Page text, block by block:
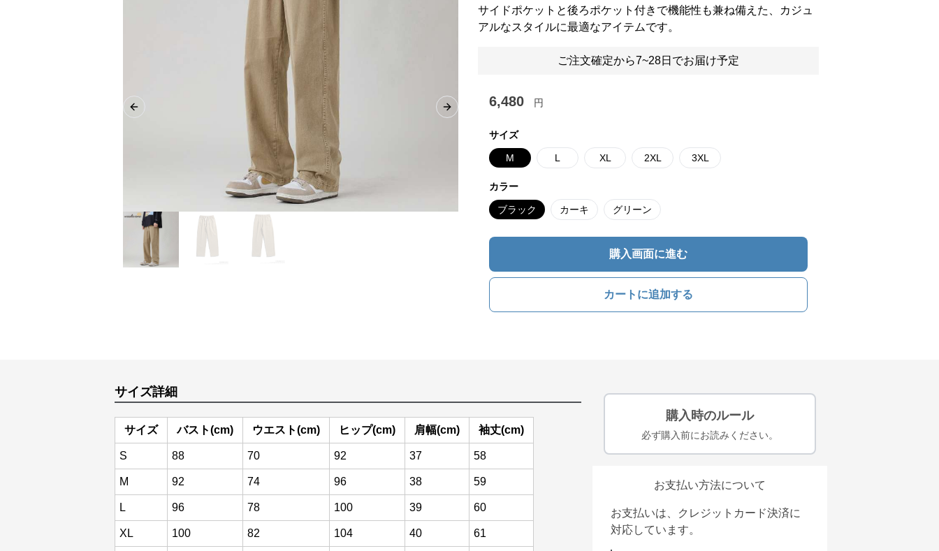
Previous slide Next slide
サイドポケットと後ろポケット付きで機能性も兼ね備えた、カジュ
アルなスタイルに最適なアイテムです。
ご注文確定から7~28日でお届け予定
6,480 円
サイズ
M L XL 2XL 3XL
カラー
ブラック カーキ グリーン
購入画面に進む
カートに追加する
サイズ詳細
サイズ バスト(cm) ウエスト(cm) ヒップ(cm) 肩幅(cm) 袖丈(cm)
S 88 70 92 37 58
M 92 74 96 38 59
L 96 78 100 39 60
XL 100 82 104 40 61
購入時のルール
必ず購入前にお読みください。
お支払い方法について
お支払いは、クレジットカード決済に
対応しています。